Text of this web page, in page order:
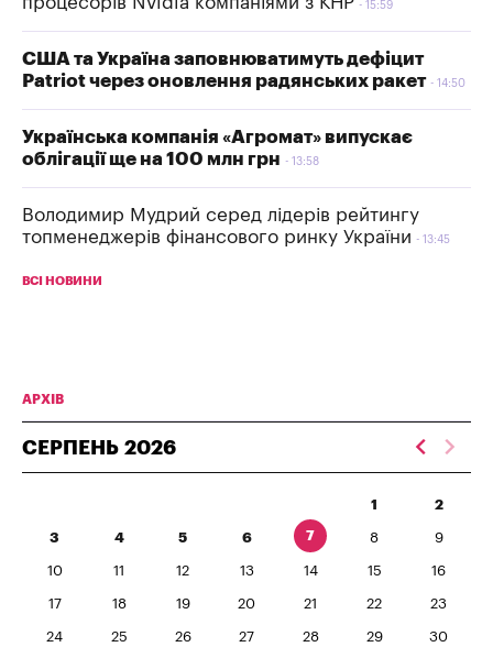
15:59
США та Україна заповнюватимуть дефіцит
Patriot через оновлення радянських ракет
14:50
Українська компанія «Агромат» випускає
облігації ще на 100 млн грн
13:58
Володимир Мудрий серед лідерів рейтингу
топменеджерів фінансового ринку України
13:45
ВСІ НОВИНИ
АРХІВ
СЕРПЕНЬ 2026
1 2
3 4 5 6 7 8 9
10 11 12 13 14 15 16
17 18 19 20 21 22 23
24 25 26 27 28 29 30